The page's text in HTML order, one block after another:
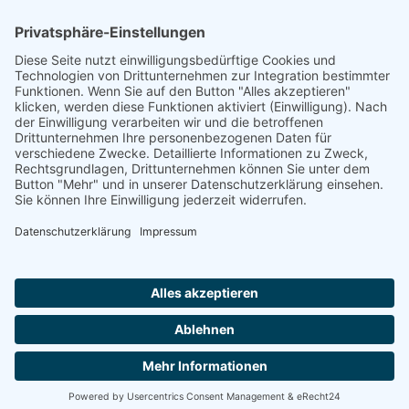
Footer
Cookie-Einstellungen Datenschutz
intern
by